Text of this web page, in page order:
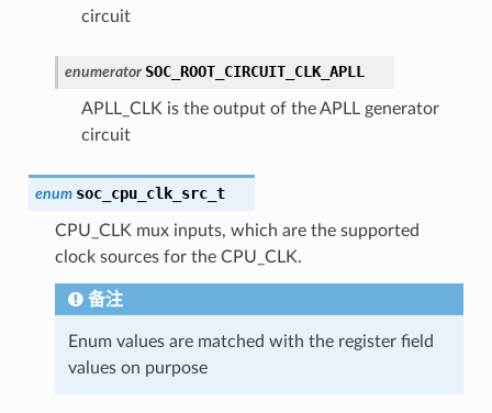
circuit
enumerator SOC_ROOT_CIRCUIT_CLK_APLL
APLL_CLK is the output of the APLL generator
circuit
enum soc_cpu_clk_src_t
CPU_CLK mux inputs, which are the supported
clock sources for the CPU_CLK.
备注
Enum values are matched with the register field
values on purpose